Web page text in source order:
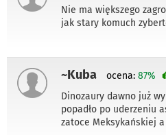
Nie ma większego
jak stary komuch
~Kuba ocena: 87%
Dinozaury dawno już
popadło po uderzeniu
zatoce Meksykańskiej